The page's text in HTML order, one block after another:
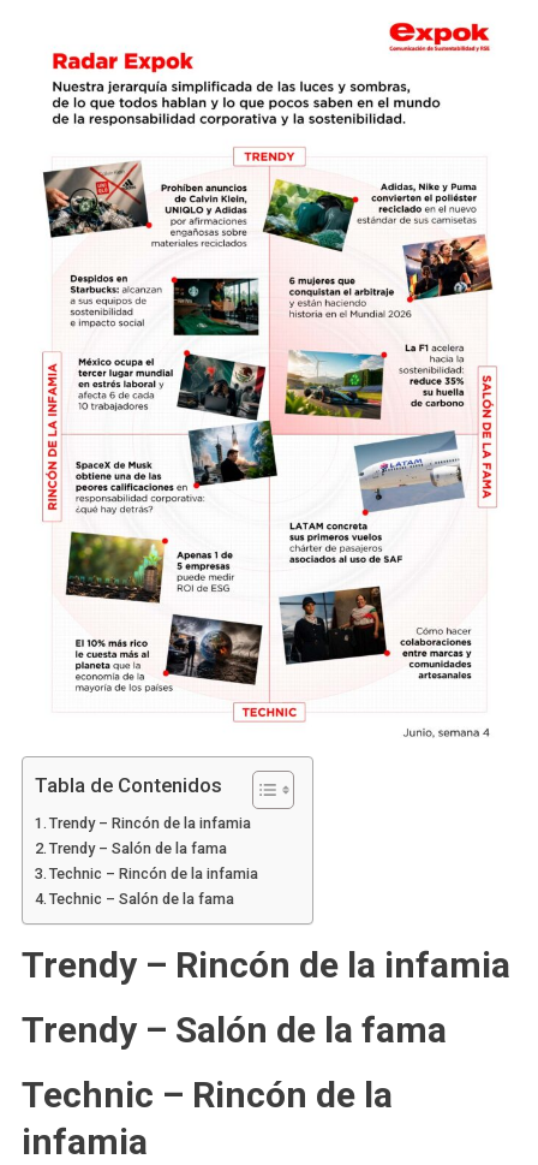
Tabla de Contenidos
Trendy – Rincón de la infamia
Trendy – Salón de la fama
Technic – Rincón de la infamia
Technic – Salón de la fama
Trendy – Rincón de la infamia
Trendy – Salón de la fama
Technic – Rincón de la
infamia